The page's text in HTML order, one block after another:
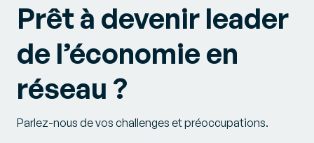
Prêt à devenir leader
de l’économie en
réseau ?
Parlez-nous de vos challenges et préoccupations.